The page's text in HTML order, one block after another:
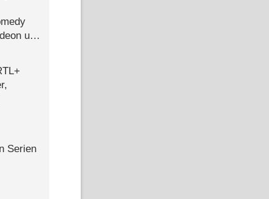
und
Serien